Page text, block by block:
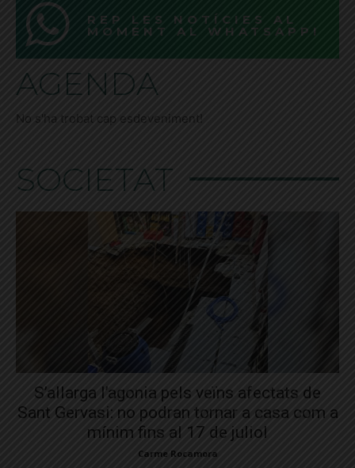
REP LES NOTÍCIES AL
MOMENT AL WHATSAPP!
AGENDA
No s'ha trobat cap esdeveniment!
SOCIETAT
S’allarga l’agonia pels veïns afectats de
Sant Gervasi: no podran tornar a casa com a
mínim fins al 17 de juliol
Carme Rocamora